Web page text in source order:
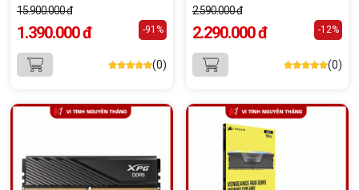
15.900.000 đ
1.390.000 đ -91%
(0)
2.590.000 đ
2.290.000 đ -12%
(0)